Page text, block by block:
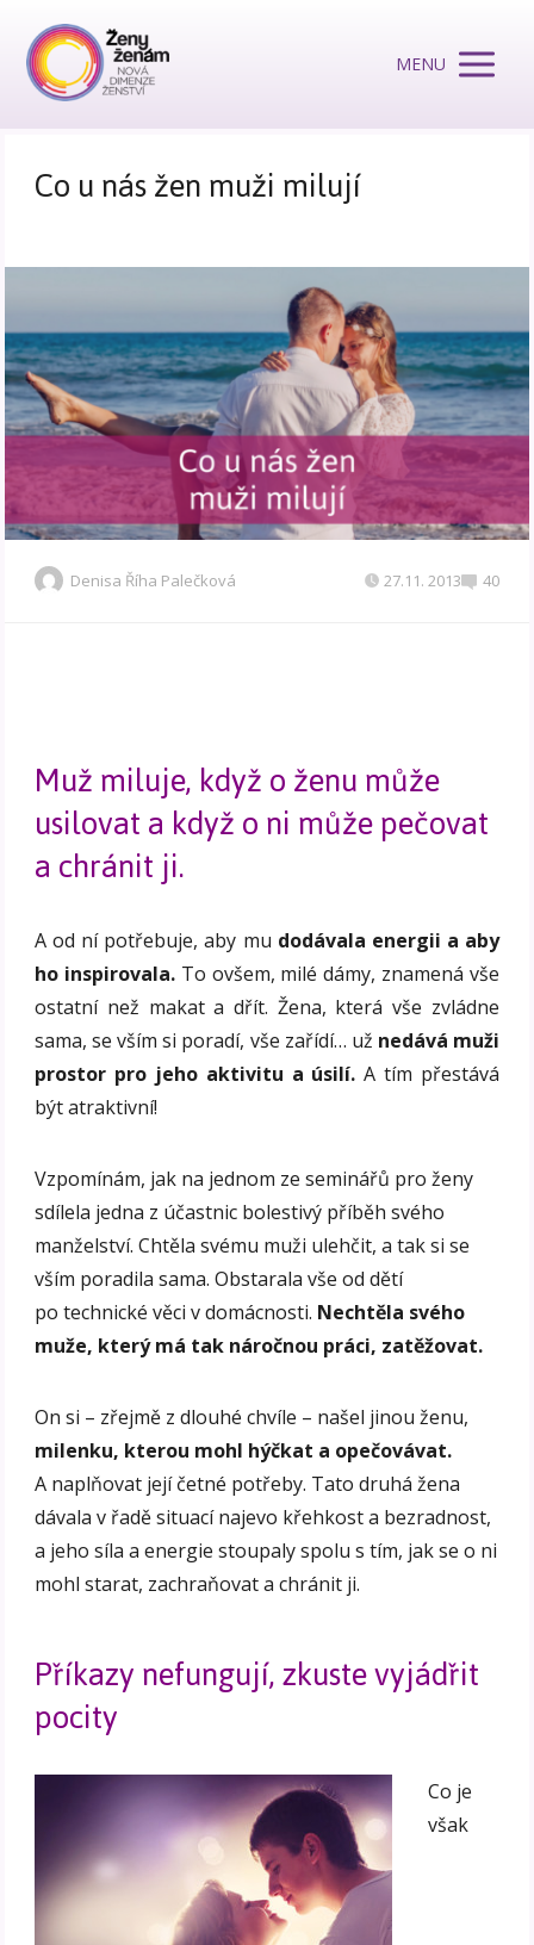
MENU
Co u nás žen muži milují
Denisa Říha Palečková 27.11. 2013 40
Muž miluje, když o ženu může
usilovat a když o ni může pečovat
a chránit ji.
A od ní potřebuje, aby mu dodávala energii a aby
ho inspirovala. To ovšem, milé dámy, znamená vše
ostatní než makat a dřít. Žena, která vše zvládne
sama, se vším si poradí, vše zařídí… už nedává muži
prostor pro jeho aktivitu a úsilí. A tím přestává
být atraktivní!
Vzpomínám, jak na jednom ze seminářů pro ženy
sdílela jedna z účastnic bolestivý příběh svého
manželství. Chtěla svému muži ulehčit, a tak si se
vším poradila sama. Obstarala vše od dětí
po technické věci v domácnosti. Nechtěla svého
muže, který má tak náročnou práci, zatěžovat.
On si – zřejmě z dlouhé chvíle – našel jinou ženu,
milenku, kterou mohl hýčkat a opečovávat.
A naplňovat její četné potřeby. Tato druhá žena
dávala v řadě situací najevo křehkost a bezradnost,
a jeho síla a energie stoupaly spolu s tím, jak se o ni
mohl starat, zachraňovat a chránit ji.
Příkazy nefungují, zkuste vyjádřit
pocity
Co je
však